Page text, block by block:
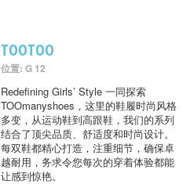
TOOTOO
位置: G 12
Redefining Girls’ Style 一同探索
TOOmanyshoes，这里的鞋履时尚风格
多变，从运动鞋到高跟鞋，我们的系列
结合了顶尖品质、舒适度和时尚设计。
每双鞋都精心打造，注重细节，确保卓
越耐用，务求令您每次的穿着体验都能
让感到惊艳。